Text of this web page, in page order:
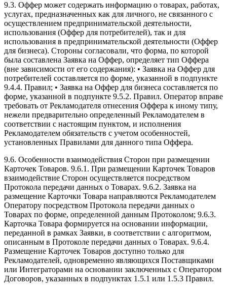
9.3. Оффер может содержать информацию о товарах, работах,
услугах, предназначенных как для личного, не связанного с
осуществлением предпринимательской деятельности,
использования (Оффер для потребителей), так и для
использования в предпринимательской деятельности (Оффер
для бизнеса). Стороны согласовали, что форма, по которой
была составлена Заявка на Оффер, определяет тип Оффера
(вне зависимости от его содержания): • Заявка на Оффер для
потребителей составляется по форме, указанной в подпункте
9.4.4. Правил; • Заявка на Оффер для бизнеса составляется по
форме, указанной в подпункте 9.5.2. Правил. Оператор вправе
требовать от Рекламодателя отнесения Оффера к иному типу,
нежели предварительно определенный Рекламодателем в
соответствии с настоящим пунктом, и исполнения
Рекламодателем обязательств с учетом особенностей,
установленных Правилами для данного типа Оффера.
9.6. Особенности взаимодействия Сторон при размещении
Карточек Товаров. 9.6.1. При размещении Карточек Товаров
взаимодействие Сторон осуществляется посредством
Протокола передачи данных о Товарах. 9.6.2. Заявка на
размещение Карточки Товара направляются Рекламодателем
Оператору посредством Протокола передачи данных о
Товарах по форме, определенной данным Протоколом; 9.6.3.
Карточка Товара формируется на основании информации,
переданной в рамках Заявки, в соответствии с алгоритмом,
описанным в Протоколе передачи данных о Товарах. 9.6.4.
Размещение Карточек Товаров доступно только для
Рекламодателей, одновременно являющихся Поставщиками
или Интеграторами на основании заключенных с Оператором
Договоров, указанных в подпунктах 1.5.1 или 1.5.3 Правил.